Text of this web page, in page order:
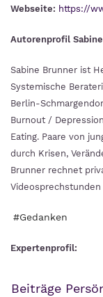
Webseite: https://
Autorenprofil
Sabine Brunner ist
Systemische
Berlin-
Burnout /
Eating. Paare von
durch Krisen,
Brunner rechnet
Videosprechstunden
#Gedanken
Expertenprofil:
Beiträge